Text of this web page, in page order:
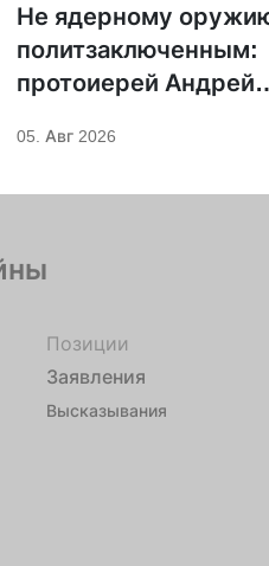
Не ядерному
политзаключенным:
протоиерей Андрей
иное
05. Авг 2026
Позиции
Заявления
Высказывания